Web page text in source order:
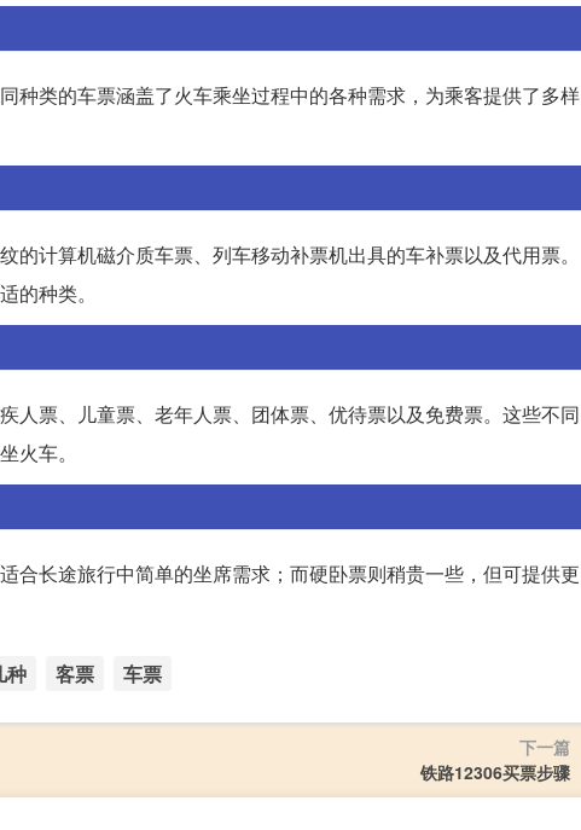
种类的车票涵盖了火车乘坐过程中的各种需求，为乘客提供了多样
计算机磁介质车票、列车移动补票机出具的车补票以及代用票。
的种类。
人票、儿童票、老年人票、团体票、优待票以及免费票。这些不同
火车。
合长途旅行中简单的坐席需求；而硬卧票则稍贵一些，但可提供更
种 客票 车票
下一篇
铁路12306买票步骤